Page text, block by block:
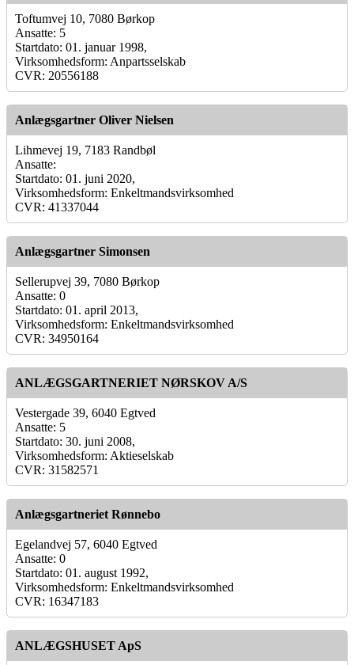
Toftumvej 10, 7080 Børkop
Ansatte: 5
Startdato: 01. januar 1998,
Virksomhedsform: Anpartsselskab
CVR: 20556188
Anlægsgartner Oliver Nielsen
Lihmevej 19, 7183 Randbøl
Ansatte:
Startdato: 01. juni 2020,
Virksomhedsform: Enkeltmandsvirksomhed
CVR: 41337044
Anlægsgartner Simonsen
Sellerupvej 39, 7080 Børkop
Ansatte: 0
Startdato: 01. april 2013,
Virksomhedsform: Enkeltmandsvirksomhed
CVR: 34950164
ANLÆGSGARTNERIET NØRSKOV A/S
Vestergade 39, 6040 Egtved
Ansatte: 5
Startdato: 30. juni 2008,
Virksomhedsform: Aktieselskab
CVR: 31582571
Anlægsgartneriet Rønnebo
Egelandvej 57, 6040 Egtved
Ansatte: 0
Startdato: 01. august 1992,
Virksomhedsform: Enkeltmandsvirksomhed
CVR: 16347183
ANLÆGSHUSET ApS